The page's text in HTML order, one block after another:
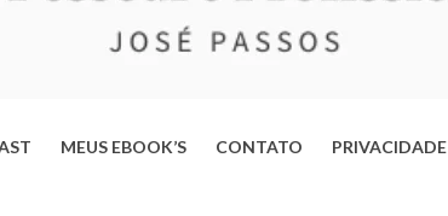
MEUS EBOOK’S CONTATO PRIVACIDADE